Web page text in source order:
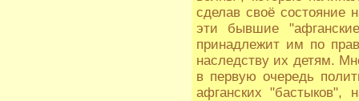
сделав своё состояние
эти бывшие
принадлежит им по
наследству их детям.
в первую очередь
афганских "бастыков",